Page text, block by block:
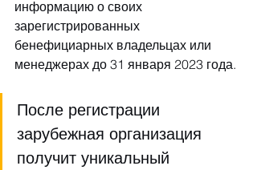
информацию о своих
зарегистрированных
бенефициарных владельцах или
менеджерах до 31 января 2023 года.
После регистрации
зарубежная организация
получит уникальный